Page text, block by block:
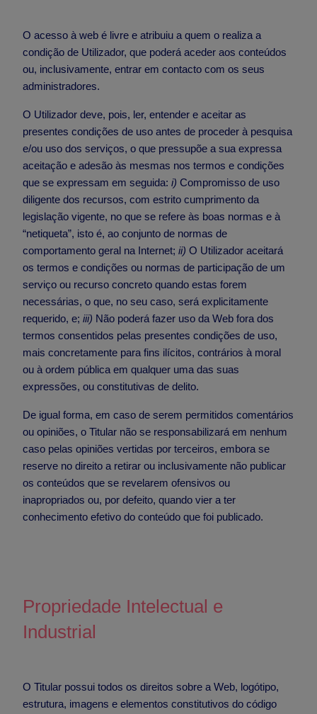
O acesso à web é livre e atribuiu a quem o realiza a
condição de Utilizador, que poderá aceder aos conteúdos
ou, inclusivamente, entrar em contacto com os seus
administradores.
O Utilizador deve, pois, ler, entender e aceitar as
presentes condições de uso antes de proceder à pesquisa
e/ou uso dos serviços, o que pressupõe a sua expressa
aceitação e adesão às mesmas nos termos e condições
que se expressam em seguida: i) Compromisso de uso
diligente dos recursos, com estrito cumprimento da
legislação vigente, no que se refere às boas normas e à
“netiqueta”, isto é, ao conjunto de normas de
comportamento geral na Internet; ii) O Utilizador aceitará
os termos e condições ou normas de participação de um
serviço ou recurso concreto quando estas forem
necessárias, o que, no seu caso, será explicitamente
requerido, e; iii) Não poderá fazer uso da Web fora dos
termos consentidos pelas presentes condições de uso,
mais concretamente para fins ilícitos, contrários à moral
ou à ordem pública em qualquer uma das suas
expressões, ou constitutivas de delito.
De igual forma, em caso de serem permitidos comentários
ou opiniões, o Titular não se responsabilizará em nenhum
caso pelas opiniões vertidas por terceiros, embora se
reserve no direito a retirar ou inclusivamente não publicar
os conteúdos que se revelarem ofensivos ou
inapropriados ou, por defeito, quando vier a ter
conhecimento efetivo do conteúdo que foi publicado.
Propriedade Intelectual e
Industrial
O Titular possui todos os direitos sobre a Web, logótipo,
estrutura, imagens e elementos constitutivos do código